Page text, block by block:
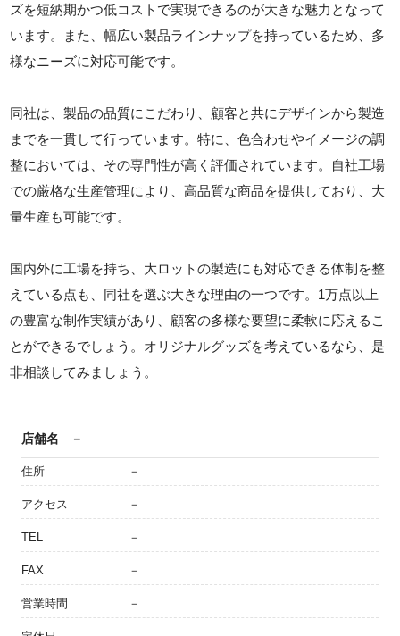
ズを短納期かつ低コストで実現できるのが大きな魅力となって
います。また、幅広い製品ラインナップを持っているため、多
様なニーズに対応可能です。
同社は、製品の品質にこだわり、顧客と共にデザインから製造
までを一貫して行っています。特に、色合わせやイメージの調
整においては、その専門性が高く評価されています。自社工場
での厳格な生産管理により、高品質な商品を提供しており、大
量生産も可能です。
国内外に工場を持ち、大ロットの製造にも対応できる体制を整
えている点も、同社を選ぶ大きな理由の一つです。1万点以上
の豊富な制作実績があり、顧客の多様な要望に柔軟に応えるこ
とができるでしょう。オリジナルグッズを考えているなら、是
非相談してみましょう。
店舗名 －
住所 －
アクセス －
TEL －
FAX －
営業時間 －